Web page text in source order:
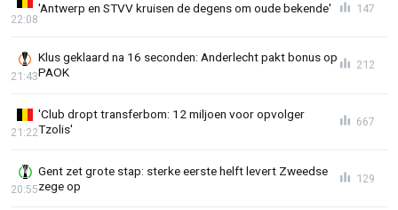
'Antwerp en STVV kruisen de degens om oude bekende'
22:08
147
Klus geklaard na 16 seconden: Anderlecht pakt bonus op
PAOK
21:43
212
'Club dropt transferbom: 12 miljoen voor opvolger
Tzolis'
21:22
667
Gent zet grote stap: sterke eerste helft levert Zweedse
zege op
20:55
129